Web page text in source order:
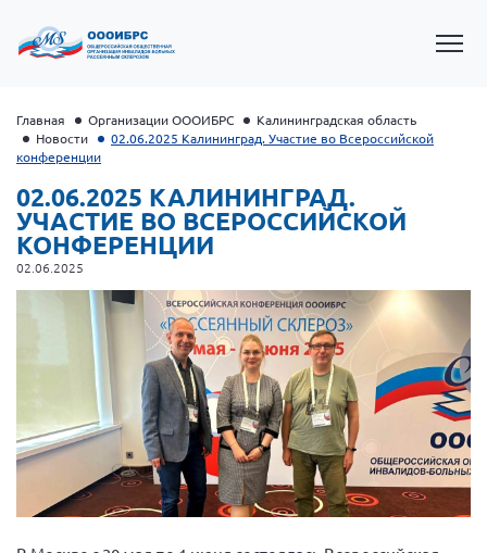
Президент Власов Я.В.
Первый вице-президент Кичигина Н. Ф.
Генеральный директор Матвиевская О.В.
Вице-президент Зрячева Н.В.
Вице-президент Шишлянников Ф.В.
Главная Организации ОООИБРС
Калининградская область
Новости
02.06.2025 Калининград. Участие во Всероссийской
конференции
02.06.2025 КАЛИНИНГРАД.
УЧАСТИЕ ВО ВСЕРОССИЙСКОЙ
КОНФЕРЕНЦИИ
02.06.2025